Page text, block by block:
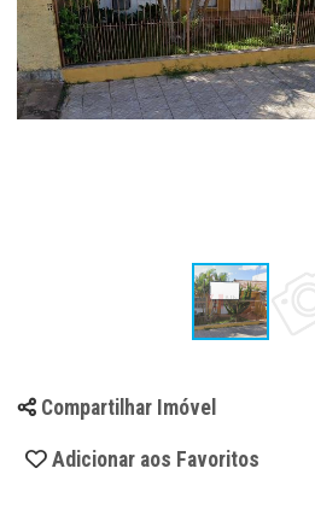
Compartilhar Imóvel
Adicionar aos Favoritos